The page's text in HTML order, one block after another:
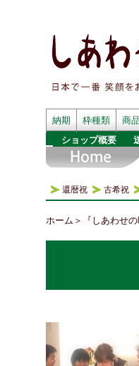
納期 枠種類 商
ショップ概要
還暦祝 古希祝
ホーム ＞ 『しあわせ